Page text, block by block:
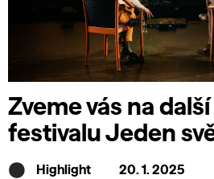
Zveme vás na
festivalu Jeden
Highlight 20. 1. 2025